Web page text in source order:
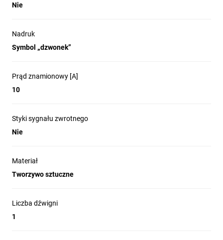
Nie
Nadruk
Symbol „dzwonek”
Prąd znamionowy [A]
10
Styki sygnału zwrotnego
Nie
Materiał
Tworzywo sztuczne
Liczba dźwigni
1